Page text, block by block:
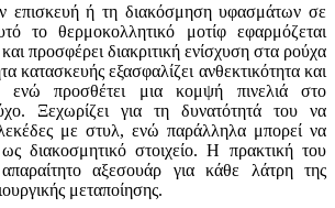
επισκευή ή τη διακόσμηση υφασμάτων σε
το θερμοκολλητικό μοτίφ εφαρμόζεται
προσφέρει διακριτική ενίσχυση στα ρούχα
κατασκευής εξασφαλίζει ανθεκτικότητα και
ενώ προσθέτει μια κομψή πινελιά στο
Ξεχωρίζει για τη δυνατότητά του να
με στυλ, ενώ παράλληλα μπορεί να
ως διακοσμητικό στοιχείο. Η πρακτική του
αξεσουάρ για κάθε λάτρη της
μεταποίησης.